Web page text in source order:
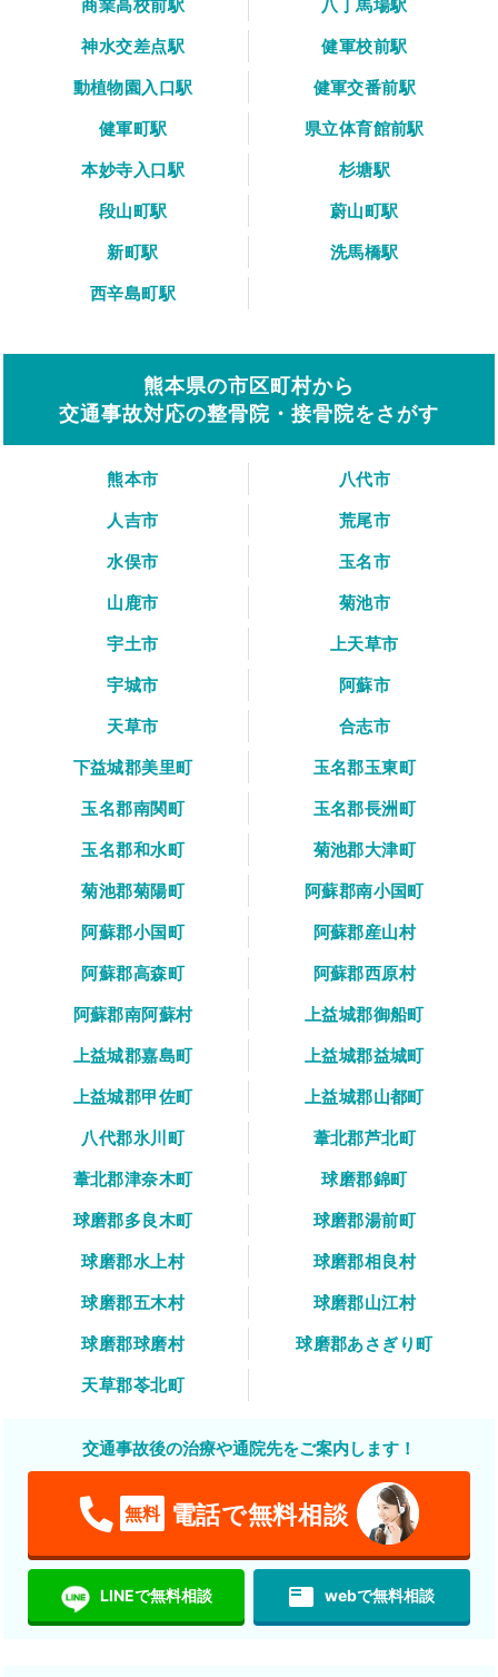
商業高校前駅
八丁馬場駅
神水交差点駅
健軍校前駅
動植物園入口駅
健軍交番前駅
健軍町駅
県立体育館前駅
本妙寺入口駅
杉塘駅
段山町駅
蔚山町駅
新町駅
洗馬橋駅
西辛島町駅
熊本県の市区町村から
交通事故対応の整骨院・接骨院をさがす
熊本市
八代市
人吉市
荒尾市
水俣市
玉名市
山鹿市
菊池市
宇土市
上天草市
宇城市
阿蘇市
天草市
合志市
下益城郡美里町
玉名郡玉東町
玉名郡南関町
玉名郡長洲町
玉名郡和水町
菊池郡大津町
菊池郡菊陽町
阿蘇郡南小国町
阿蘇郡小国町
阿蘇郡産山村
阿蘇郡高森町
阿蘇郡西原村
阿蘇郡南阿蘇村
上益城郡御船町
上益城郡嘉島町
上益城郡益城町
上益城郡甲佐町
上益城郡山都町
八代郡氷川町
葦北郡芦北町
葦北郡津奈木町
球磨郡錦町
球磨郡多良木町
球磨郡湯前町
球磨郡水上村
球磨郡相良村
球磨郡五木村
球磨郡山江村
球磨郡球磨村
球磨郡あさぎり町
天草郡苓北町
交通事故後の治療や通院先をご案内します！
無料 電話で無料相談
LINEで無料相談 featured_play_list webで無料相談